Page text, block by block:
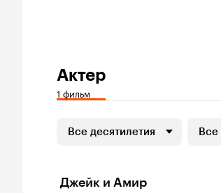
Актер
1 фильм
Все десятилетия
Джейк и Амир